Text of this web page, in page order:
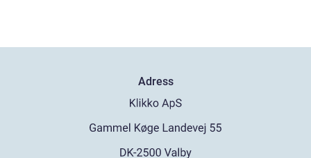
Adress